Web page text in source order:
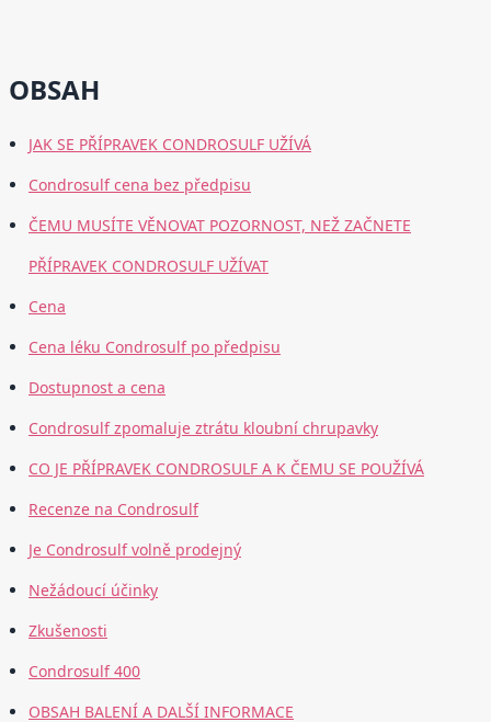
OBSAH
JAK SE PŘÍPRAVEK CONDROSULF UŽÍVÁ
Condrosulf cena bez předpisu
ČEMU MUSÍTE VĚNOVAT POZORNOST, NEŽ ZAČNETE
PŘÍPRAVEK CONDROSULF UŽÍVAT
Cena
Cena léku Condrosulf po předpisu
Dostupnost a cena
Condrosulf zpomaluje ztrátu kloubní chrupavky
CO JE PŘÍPRAVEK CONDROSULF A K ČEMU SE POUŽÍVÁ
Recenze na Condrosulf
Je Condrosulf volně prodejný
Nežádoucí účinky
Zkušenosti
Condrosulf 400
OBSAH BALENÍ A DALŠÍ INFORMACE